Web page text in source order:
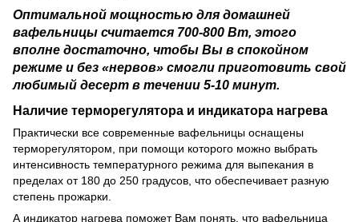
Оптимальной мощностью для домашней
вафельницы считается 700-800 Вт, этого
вполне достаточно, чтобы Вы в спокойном
режиме и без «нервов» смогли приготовить свой
любимый десерт в течении 5-10 минут.
Наличие терморегулятора и индикатора нагрева
Практически все современные вафельницы оснащены
терморегулятором, при помощи которого можно выбрать
интенсивность температурного режима для выпекания в
пределах от 180 до 250 градусов, что обеспечивает разную
степень прожарки.
А индикатор нагрева поможет Вам понять, что вафельница